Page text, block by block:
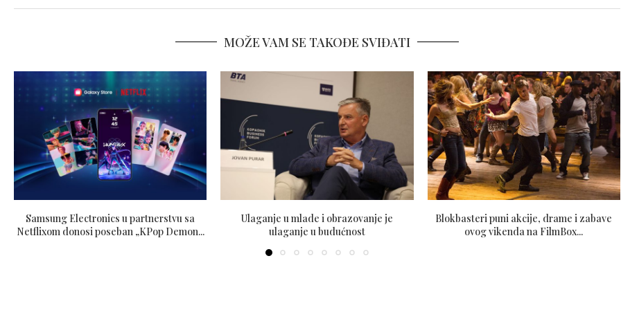
MOŽE VAM SE TAKOĐE SVIĐATI
Samsung Electronics u partnerstvu sa
Netflixom donosi poseban „KPop Demon...
Ulaganje u mlade i obrazovanje je
ulaganje u budućnost
Blokbasteri puni akcije, drame i zabave
ovog vikenda na FilmBox...